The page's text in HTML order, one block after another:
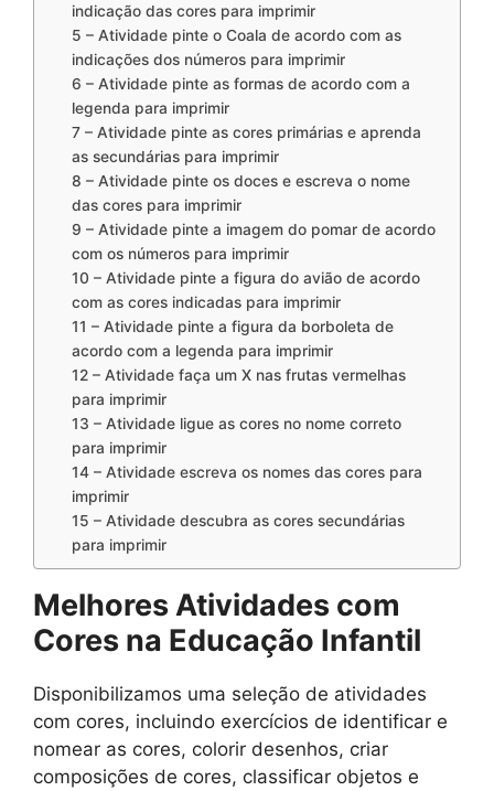
indicação das cores para imprimir
5 – Atividade pinte o Coala de acordo com as
indicações dos números para imprimir
6 – Atividade pinte as formas de acordo com a
legenda para imprimir
7 – Atividade pinte as cores primárias e aprenda
as secundárias para imprimir
8 – Atividade pinte os doces e escreva o nome
das cores para imprimir
9 – Atividade pinte a imagem do pomar de acordo
com os números para imprimir
10 – Atividade pinte a figura do avião de acordo
com as cores indicadas para imprimir
11 – Atividade pinte a figura da borboleta de
acordo com a legenda para imprimir
12 – Atividade faça um X nas frutas vermelhas
para imprimir
13 – Atividade ligue as cores no nome correto
para imprimir
14 – Atividade escreva os nomes das cores para
imprimir
15 – Atividade descubra as cores secundárias
para imprimir
Melhores Atividades com
Cores na Educação Infantil
Disponibilizamos uma seleção de atividades
com cores, incluindo exercícios de identificar e
nomear as cores, colorir desenhos, criar
composições de cores, classificar objetos e